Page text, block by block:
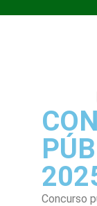
Concurso